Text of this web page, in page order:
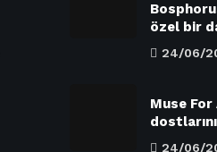
özel bir
24/06/
Muse For
24/06/